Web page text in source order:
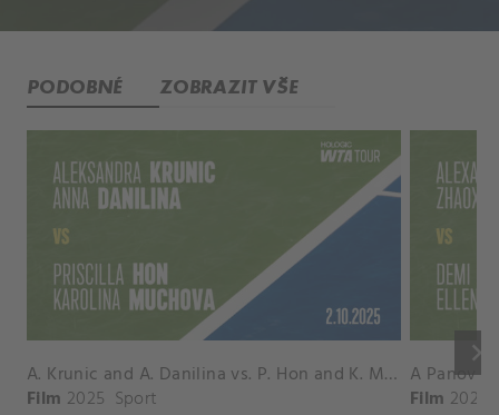
PODOBNÉ ZOBRAZIT VŠE
keyboard_arrow_right
A. Krunic and A. Danilina vs. P. Hon and K. Muchova Match Highlights - BEIJING_Capital Group Diamond ( October 02, 2025)
Film 2025 Sport Film 2026